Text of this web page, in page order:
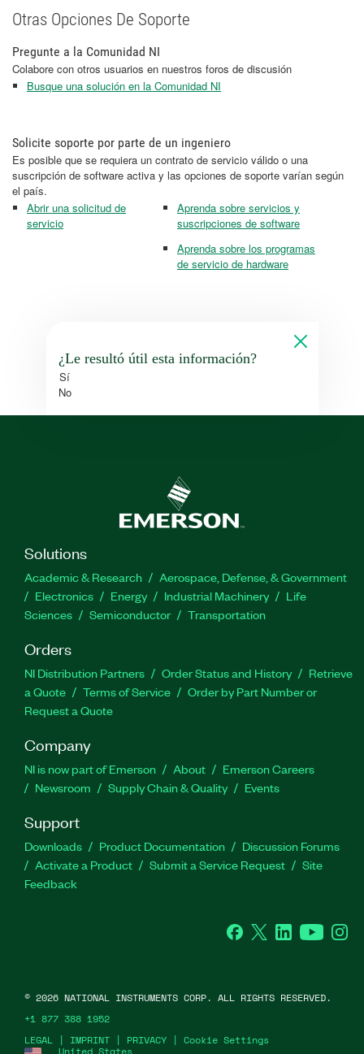
Otras Opciones De Soporte
Pregunte a la Comunidad NI
Colabore con otros usuarios en nuestros foros de discusión
Busque una solución en la Comunidad NI
Solicite soporte por parte de un ingeniero
Es posible que se requiera un contrato de servicio válido o una
suscripción de software activa y las opciones de soporte varían según
el país.
Abrir una solicitud de
servicio
Aprenda sobre servicios y
suscripciones de software
Aprenda sobre los programas
de servicio de hardware
¿Le resultó útil esta información?
Sí
No
Solutions
Academic & Research
Aerospace, Defense, & Government
Electronics
Energy Industrial Machinery
Life
Sciences
Semiconductor Transportation
Orders
NI Distribution Partners Order Status and History
Retrieve
a Quote
Terms of Service
Order by Part Number or
Request a Quote
Company
NI is now part of Emerson About
Emerson Careers
Newsroom
Supply Chain & Quality Events
Support
Downloads Product Documentation
Discussion Forums
Activate a Product
Submit a Service Request
Site
Feedback
Facebook
Twitter LinkedInYouTube
LEGAL | IMPRINT | PRIVACY | Cookie Settings
© 2026 NATIONAL INSTRUMENTS CORP. ALL RIGHTS RESERVED.
+1 877 388 1952